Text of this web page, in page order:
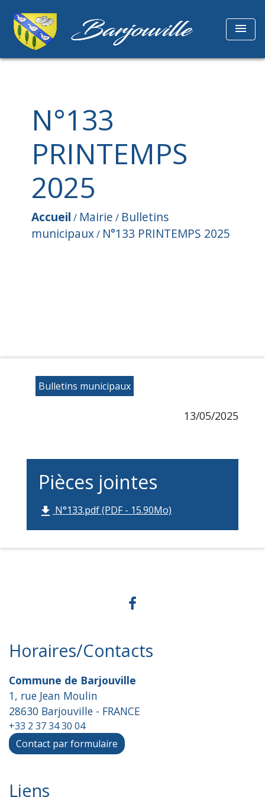
menu
N°133
PRINTEMPS
2025
Accueil / Mairie / Bulletins
municipaux/ N°133 PRINTEMPS 2025
Bulletins municipaux
13/05/2025
Pièces jointes
file_download N°133.pdf (PDF - 15.90Mo)
Horaires/Contacts
Commune de Barjouville
1, rue Jean Moulin
28630 Barjouville - FRANCE
+33 2 37 34 30 04
Contact par formulaire
Liens